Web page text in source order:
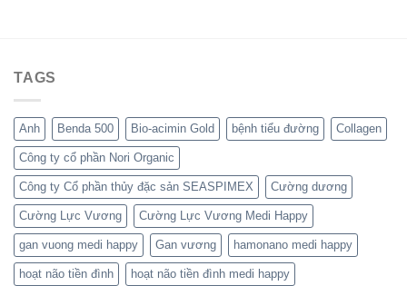
TAGS
Anh Benda 500 Bio-acimin Gold bệnh tiểu đường Collagen
Công ty cổ phần Nori Organic
Công ty Cổ phần thủy đặc sản SEASPIMEX Cường dương
Cường Lực Vương Cường Lực Vương Medi Happy
gan vuong medi happy Gan vương hamonano medi happy
hoạt não tiền đình hoạt não tiền đình medi happy